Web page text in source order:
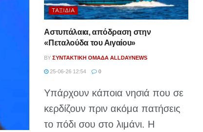
ΤΑΞΊΔΙΑ
Αστυπάλαια, απόδραση στην
«Πεταλούδα του Αιγαίου»
BY ΣΥΝΤΑΚΤΙΚΉ ΟΜΆΔΑ ALLDAYNEWS
25-06-26 12:54 0
Υπάρχουν κάποια νησιά που σε
κερδίζουν πριν ακόμα πατήσεις
το πόδι σου στο λιμάνι. Η